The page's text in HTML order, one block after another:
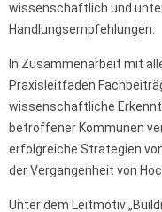
wissenschaftlich und
Handlungsempfehlungen.
In Zusammenarbeit mit
Praxisleitfaden
wissenschaftliche
betroffener Kommunen
erfolgreiche Strategien
der Vergangenheit von
Unter dem Leitmotiv